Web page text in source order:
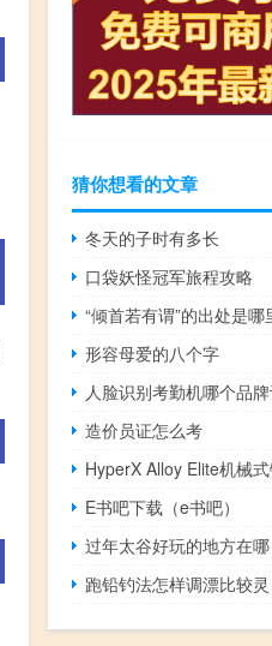
猜你想看的文章
冬天的子时有多长
口袋妖怪冠军旅程攻略
“倾首若有谓”的出处是哪
形容母爱的八个字
造价员证怎么考
E书吧下载（e书吧）
过年太谷好玩的地方在哪